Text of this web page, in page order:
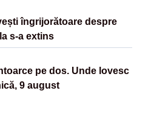
îngrijorătoare despre
s-a extins
pe dos. Unde lovesc
9 august